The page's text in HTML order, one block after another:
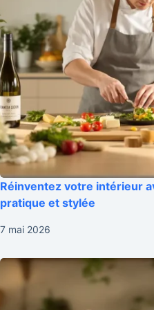
Réinventez votre intérieur
pratique et stylée
7 mai 2026